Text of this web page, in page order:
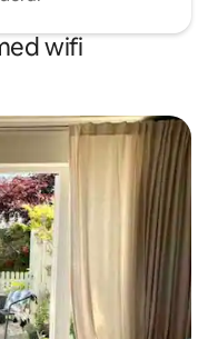
wifi